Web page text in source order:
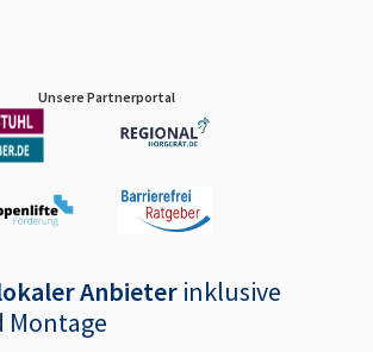
Unsere Partnerportal
Anbieter inklusive
Montage